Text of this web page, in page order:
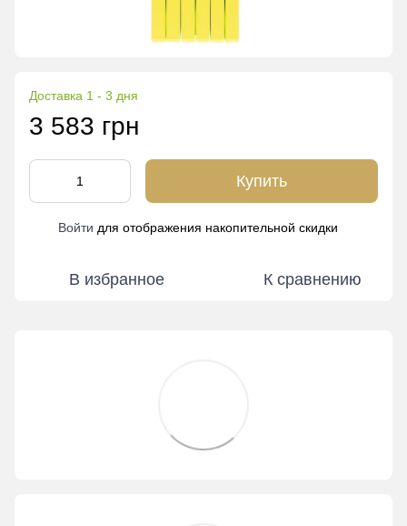
Доставка 1 - 3 дня
3 583 грн
Купить
Войти для отображения накопительной скидки
В избранное К сравнению